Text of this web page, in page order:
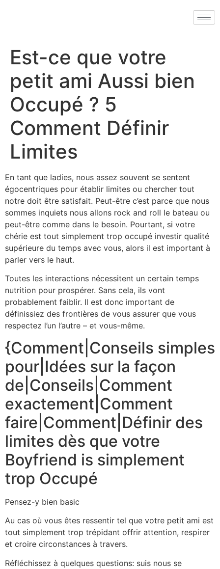
Est-ce que votre
petit ami Aussi bien
Occupé ? 5
Comment Définir
Limites
En tant que ladies, nous assez souvent se sentent
égocentriques pour établir limites ou chercher tout
notre doit être satisfait. Peut-être c’est parce que nous
sommes inquiets nous allons rock and roll le bateau ou
peut-être comme dans le besoin. Pourtant, si votre
chérie est tout simplement trop occupé investir qualité
supérieure du temps avec vous, alors il est important à
parler vers le haut.
Toutes les interactions nécessitent un certain temps
nutrition pour prospérer. Sans cela, ils vont
probablement faiblir. Il est donc important de
définissiez des frontières de vous assurer que vous
respectez l’un l’autre – et vous-même.
{Comment|Conseils simples
pour|Idées sur la façon
de|Conseils|Comment
exactement|Comment
faire|Comment|Définir des
limites dès que votre
Boyfriend is simplement
trop Occupé
Pensez-y bien basic
Au cas où vous êtes ressentir tel que votre petit ami est
tout simplement trop trépidant offrir attention, respirer
et croire circonstances à travers.
Réfléchissez à quelques questions: suis nous se